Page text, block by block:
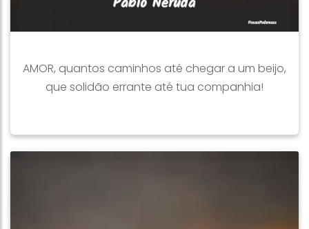
AMOR, quantos caminhos até chegar a um beijo,
que solidão errante até tua companhia!